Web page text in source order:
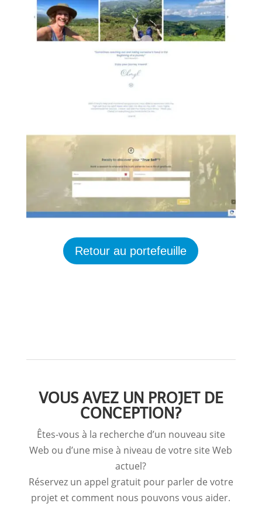
Retour au portefeuille
VOUS AVEZ UN PROJET DE
CONCEPTION?
Êtes-vous à la recherche d’un nouveau site
Web ou d’une mise à niveau de votre site Web
actuel?
Réservez un appel gratuit pour parler de votre
projet et comment nous pouvons vous aider.